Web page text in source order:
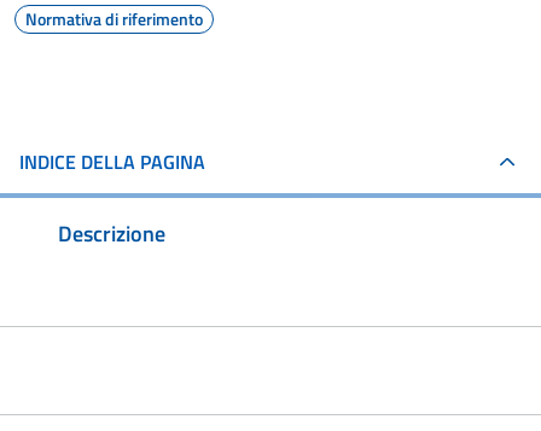
Normativa di riferimento
INDICE DELLA PAGINA
Descrizione